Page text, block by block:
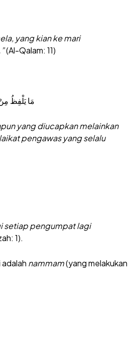
yang kian ke mari
(Al-Qalam: 11)
مَا يَلْفِظُ
yang diucapkan melainkan
pengawas yang selalu
setiap pengumpat lagi
1).
adalah nammam(yang melakukan